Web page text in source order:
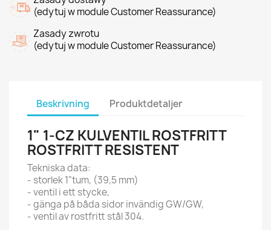
(edytuj w module Customer Reassurance)
Zasady zwrotu
(edytuj w module Customer Reassurance)
Beskrivning Produktdetaljer
1" 1-CZ KULVENTIL ROSTFRITT
ROSTFRITT RESISTENT
Tekniska data:
- storlek 1"tum, (39,5 mm)
- ventil i ett stycke,
- gänga på båda sidor invändig GW/GW,
- ventil av rostfritt stål 304.